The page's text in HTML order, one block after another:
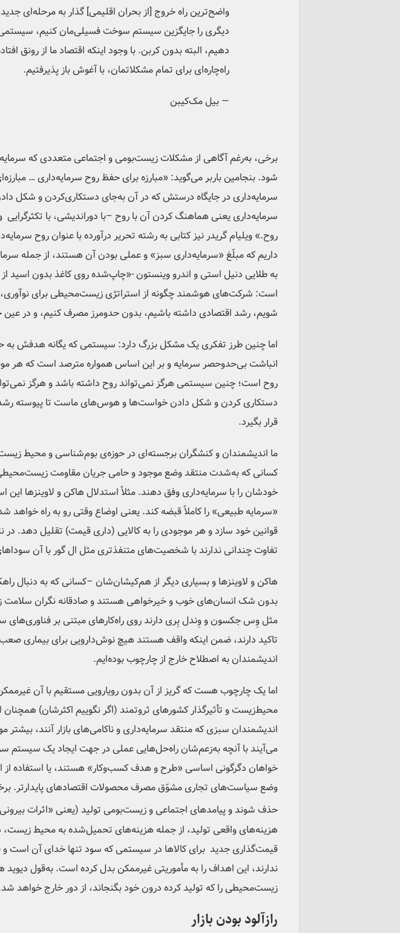
واضح‌ترین راه خروج [از بحران اقلیمی] گذار به مرحله‌ای
دیگری را جایگزین سیستم سوخت فسیلی‌مان کنیم، سیستمی
دهیم، البته بدون کربن. با وجود اینکه اقتصاد ما از رونق
راه‌چاره‌ای برای تمام مشکلاتمان، با آغوش باز پذیرفتیم.
— بیل مک‌کیبن
برخی، به‌رغم آگاهی از مشکلات زیست‌بومی و اجتماعی‌ متعددی که
شود. بنجامین باربر می‌گوید: «مبارزه برای حفظ روح سرمایه‌داری …
سرمایه‌داری در جایگاه درستش که در آن به‌جای دستکاری‌کردن و شکل
سرمایه‌داری یعنی هماهنگ کردن آن با روح –با دوراندیشی، با
روح.» ویلیام گریدر نیز کتابی به رشته تحریر درآورده با عنوان روح
داریم که مبلّغ «سرمایه‌داری سبز» و عملی بودن آن هستند، از جمله
به طلایی دنیل استی و اندرو وینستون -«چاپ‌شده روی کاغذ بدون اسید از
است: شرکت‌های هوشمند چگونه از استراتژی زیست‌محیطی برای نوآوری،
شویم، رشد اقتصادی داشته باشیم، بدون حدومرز مصرف کنیم، و در عین
اما چنین طرز تفکری یک مشکل بزرگ دارد: سیستمی که یگانه هدفش به
انباشت بی‌حدوحصر سرمایه و بر این اساس همواره مترصد است که هر
روح است؛ چنین سیستمی هرگز نمی‌تواند روح داشته باشد و هرگز
دستکاری کردن و شکل دادن خواست‌ها و هوس‌های ماست تا پیوسته
قرار بگیرد.
کسانی که به‌شدت منتقد وضع موجود و حامی جریان مقاومت زیست‌محیطی
خودشان را با سرمایه‌داری وفق دهند. مثلاً استدلال هاکن و لاوینزها
«سرمایه طبیعی» را کاملاً قبضه کند. یعنی اوضاع وقتی رو به راه
قوانین خود سازد و هر موجودی را به کالایی (داری قیمت) تقلیل دهد.
تفاوت چندانی ندارند با شخصیت‌های متنفذتری مثل ال گور با آن
هاکن و لاوینزها و بسیاری دیگر از هم‌کیشان‌شان –کسانی که به دنبال
بدون شک انسان‌های خوب و خیرخواهی هستند و صادقانه نگران سلامت
تاکید دارند، ضمن اینکه واقف هستند هیچ نوش‌دارویی برای بیماری
اندیشمندان به اصطلاح خارج از چارچوب بوده‌ایم.
اما یک چارچوب هست که گریز از آن بدون رویارویی مستقیم با آن
محیط‌زیست‌ و تأثیرگذار کشورهای ثروتمند (اگر نگوییم اکثرشان)
اندیشمندان سبزی که منتقد سرمایه‌داری و ناکامی‌های بازار آنند، بیشتر
می‌آیند با آنچه به‌زعم‌شان راه‌حل‌هایی عملی در جهت ایجاد یک سیستم
خواهان دگرگونی اساسی «طرح و هدف کسب‌وکار» هستند، یا استفاده
وضع سیاست‌های تجاری مشوّق مصرف محصولات اقتصادهای پایدارتر.
حذف شوند و پیامدهای اجتماعی و زیست‌بومی تولید (یعنی «اثرات
هزینه‌های واقعی تولید، از جمله هزینه‌های تحمیل‌شده به محیط
قیمت‌گذاری جدید برای کالاها در سیستمی که سود تنها خدای آن است و
ندارند، این اهداف را به مأموریتی غیرممکن بدل کرده است. به‌قول
زیست‌محیطی‌ را که تولید کرده درون خود بگنجاند، از دور خارج
رازآلود بودن بازار